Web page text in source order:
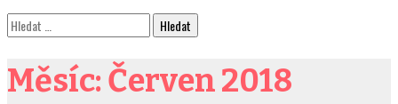
Vyhledávání
Měsíc: Červen 2018